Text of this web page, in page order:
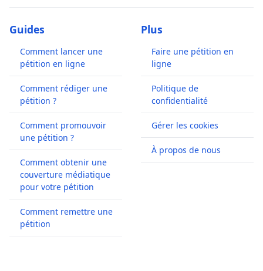
Guides
Comment lancer une
pétition en ligne
Comment rédiger une
pétition ?
Comment promouvoir
une pétition ?
Comment obtenir une
couverture médiatique
pour votre pétition
Comment remettre une
pétition
Plus
Faire une pétition en
ligne
Politique de
confidentialité
Gérer les cookies
À propos de nous